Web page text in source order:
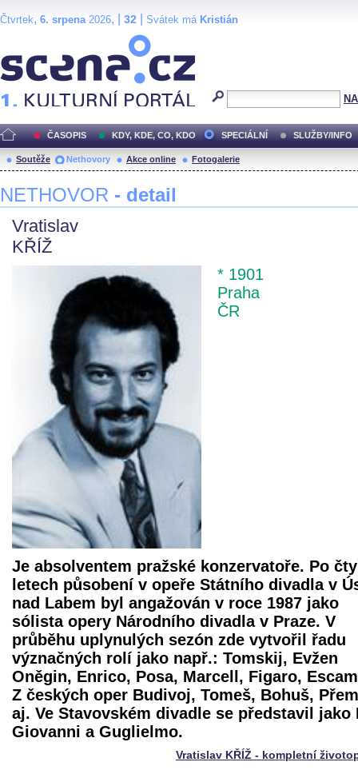
Čtvrtek, 6. srpena2026, | 32 Svátek má Kristián
ČASOPIS KDY, KDE, CO, KDO SPECIÁLNÍ SLUŽBY/INFO
Soutěže Nethovory Akce online Fotogalerie
NETHOVOR - detail
Vratislav
KŘÍŽ
* 1901
Praha
ČR
Je absolventem pražské konzervatoře. Po
letech působení v opeře Státního divadla v
nad Labem byl angažován v roce 1987 jako
sólista opery Národního divadla v Praze. V
průběhu uplynulých sezón zde vytvořil řadu
význačných rolí jako např.: Tomskij, Evžen
Oněgin, Enrico, Posa, Marcell, Figaro,
Z českých oper Budivoj, Tomeš, Bohuš,
aj. Ve Stavovském divadle se představil jako
Giovanni a Guglielmo.
Vratislav KŘÍŽ - kompletní